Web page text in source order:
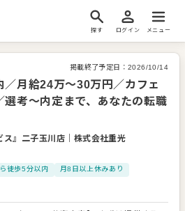
探す ログイン メニュー
掲載終了予定日： 2026/10/14
／月給24万～30万円／カフェ
選考～内定まで、あなたの転職
ス』二子玉川店
株式会社重光
徒歩5分以内
月8日以上休みあり